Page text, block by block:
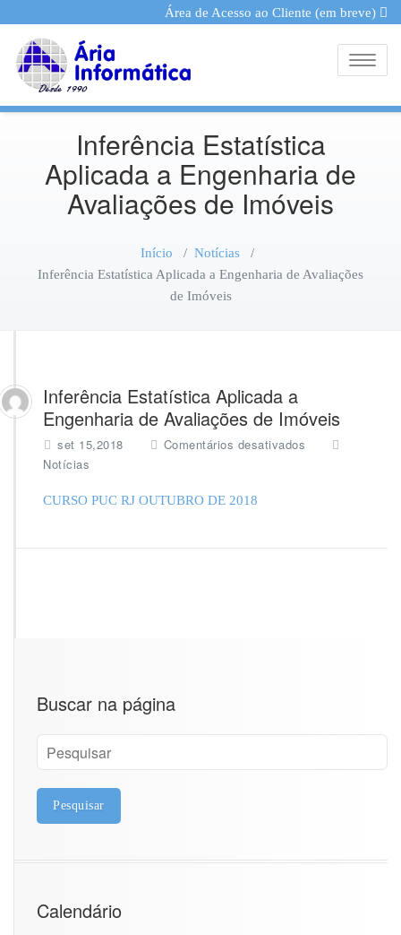
Área de Acesso ao Cliente (em breve)
Inferência Estatística
Aplicada a Engenharia de
Avaliações de Imóveis
Início / Notícias/
Inferência Estatística Aplicada a Engenharia de Avaliações
de Imóveis
Inferência Estatística Aplicada a
Engenharia de Avaliações de Imóveis
set 15,2018 Comentários desativados
r
s
A
Notícias
CURSO PUC RJ OUTUBRO DE 2018
Buscar na página
Calendário